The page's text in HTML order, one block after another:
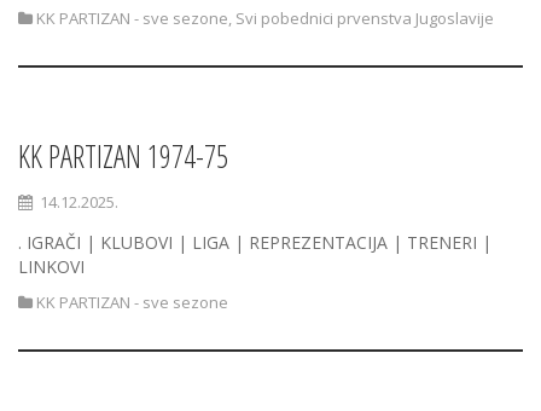
KK PARTIZAN - sve sezone, Svi pobednici prvenstva Jugoslavije
KK PARTIZAN 1974-75
14.12.2025.
. IGRAČI | KLUBOVI | LIGA | REPREZENTACIJA | TRENERI |
LINKOVI
KK PARTIZAN - sve sezone